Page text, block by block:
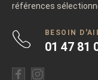
références
BESOIN
01 47 81